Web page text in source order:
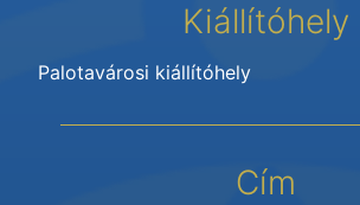
Kiállítóhely
Palotavárosi kiállítóhely
Cím